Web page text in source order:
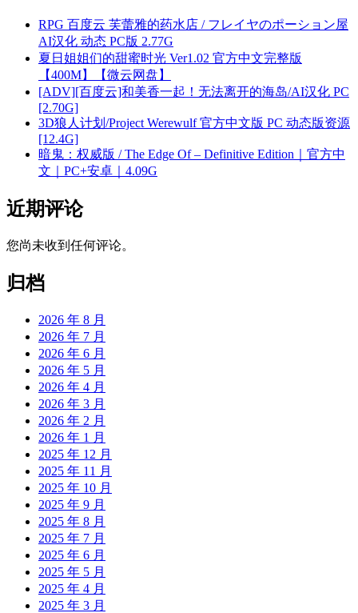
RPG 百度云 芙蕾雅的药水店 / フレイヤのポーション屋
AI汉化 动态 PC版 2.77G
夏日姐姐们的甜蜜时光 Ver1.02 官方中文完整版
【400M】【微云网盘】
[ADV][百度云]和美香一起！无法离开的海岛/AI汉化 PC
[2.70G]
3D狼人计划/Project Werewulf 官方中文版 PC 动态版资源
[12.4G]
暗鬼：权威版 / The Edge Of – Definitive Edition｜官方中
文｜PC+安卓｜4.09G
近期评论
您尚未收到任何评论。
归档
2026 年 8 月
2026 年 7 月
2026 年 6 月
2026 年 5 月
2026 年 4 月
2026 年 3 月
2026 年 2 月
2026 年 1 月
2025 年 12 月
2025 年 11 月
2025 年 10 月
2025 年 9 月
2025 年 8 月
2025 年 7 月
2025 年 6 月
2025 年 5 月
2025 年 4 月
2025 年 3 月